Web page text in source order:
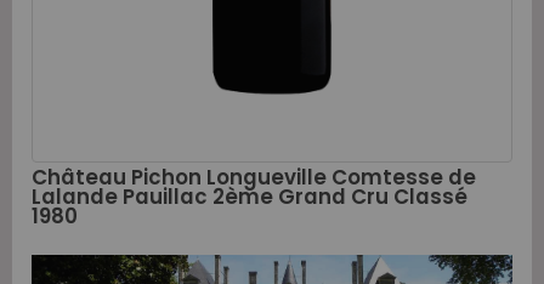
Château Pichon Longueville Comtesse de
Lalande Pauillac 2ème Grand Cru Classé
1980